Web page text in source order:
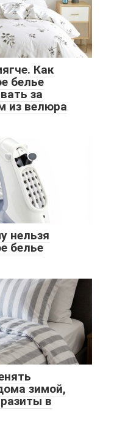
Как
белье
за
из велюра
нельзя
белье
зимой,
в